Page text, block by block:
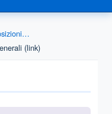
Disposizioni generali
(link)